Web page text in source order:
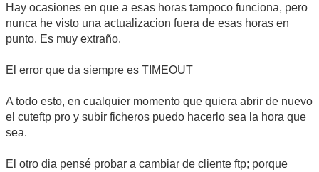
Hay ocasiones en que a esas horas tampoco funciona, pero
nunca he visto una actualizacion fuera de esas horas en
punto. Es muy extraño.
El error que da siempre es TIMEOUT
A todo esto, en cualquier momento que quiera abrir de nuevo
el cuteftp pro y subir ficheros puedo hacerlo sea la hora que
sea.
El otro dia pensé probar a cambiar de cliente ftp; porque